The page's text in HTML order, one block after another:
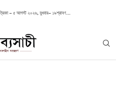
– ৫ আগস্ট ২০২৬, বুধবার– ১৯শ্রাবণ...